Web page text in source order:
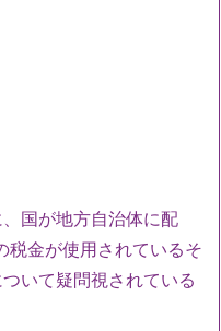
国が地方自治体に配
税金が使用されているそ
いて疑問視されている